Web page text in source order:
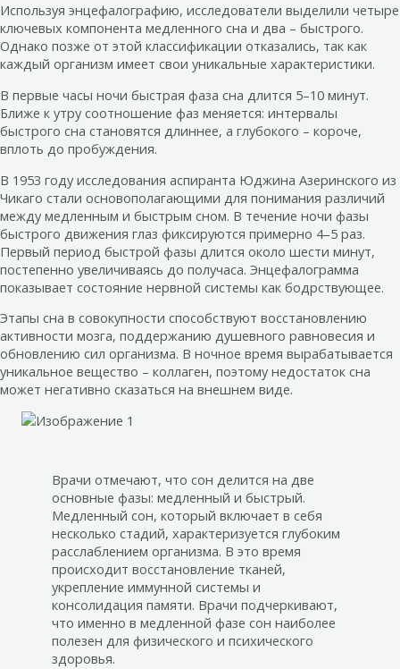
Используя энцефалографию, исследователи выделили четыре
ключевых компонента медленного сна и два – быстрого.
Однако позже от этой классификации отказались, так как
каждый организм имеет свои уникальные характеристики.
В первые часы ночи быстрая фаза сна длится 5–10 минут.
Ближе к утру соотношение фаз меняется: интервалы
быстрого сна становятся длиннее, а глубокого – короче,
вплоть до пробуждения.
В 1953 году исследования аспиранта Юджина Азеринского из
Чикаго стали основополагающими для понимания различий
между медленным и быстрым сном. В течение ночи фазы
быстрого движения глаз фиксируются примерно 4–5 раз.
Первый период быстрой фазы длится около шести минут,
постепенно увеличиваясь до получаса. Энцефалограмма
показывает состояние нервной системы как бодрствующее.
Этапы сна в совокупности способствуют восстановлению
активности мозга, поддержанию душевного равновесия и
обновлению сил организма. В ночное время вырабатывается
уникальное вещество – коллаген, поэтому недостаток сна
может негативно сказаться на внешнем виде.
Врачи отмечают, что сон делится на две
основные фазы: медленный и быстрый.
Медленный сон, который включает в себя
несколько стадий, характеризуется глубоким
расслаблением организма. В это время
происходит восстановление тканей,
укрепление иммунной системы и
консолидация памяти. Врачи подчеркивают,
что именно в медленной фазе сон наиболее
полезен для физического и психического
здоровья.